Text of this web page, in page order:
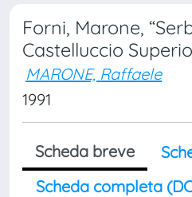
Forni, Marone,
Castelluccio
MARONE, Raffaele
1991
Scheda breve
Scheda completa